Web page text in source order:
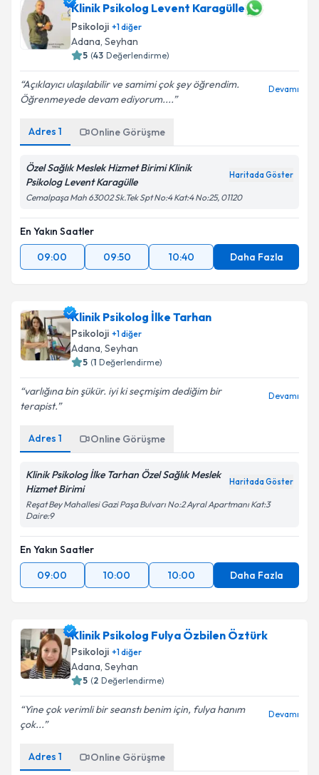
Klinik Psikolog Levent Karagülle
Psikoloji +1diğer
Adana, Seyhan
5 (43 Değerlendirme)
Açıklayıcı ulaşılabilir ve samimi çok şey öğrendim.
Öğrenmeyede devam ediyorum....
Devamı
Adres 1 Online Görüşme
Özel Sağlık Meslek Hizmet Birimi Klinik
Psikolog Levent Karagülle
Haritada Göster
Cemalpaşa Mah 63002 Sk.Tek Spt No:4 Kat:4 No:25, 01120
En Yakın Saatler
09:00
09:50 10:40 Daha Fazla
Klinik Psikolog İlke Tarhan
Psikoloji +1diğer
Adana, Seyhan
5 (1 Değerlendirme)
varlığına bin şükür. iyi ki seçmişim dediğim bir
terapist.
Devamı
Adres 1 Online Görüşme
Klinik Psikolog İlke Tarhan Özel Sağlık Meslek
Hizmet Birimi
Haritada Göster
Reşat Bey Mahallesi Gazi Paşa Bulvarı No:2 Ayral Apartmanı Kat:3
Daire:9
En Yakın Saatler
09:00
10:00 10:00 Daha Fazla
Klinik Psikolog Fulya Özbilen Öztürk
Psikoloji +1diğer
Adana, Seyhan
5 (2 Değerlendirme)
Yine çok verimli bir seanstı benim için, fulya hanım
çok...
Devamı
Adres 1 Online Görüşme